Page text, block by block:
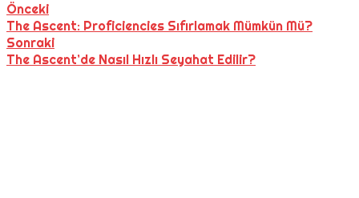
Önceki
The Ascent: Proficiencies Sıfırlamak Mümkün Mü?
Sonraki
The Ascent’de Nasıl Hızlı Seyahat Edilir?